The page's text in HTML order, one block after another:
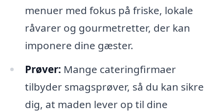
menuer med fokus på friske, lokale
råvarer og gourmetretter, der kan
imponere dine gæster.
Prøver: Mange cateringfirmaer
tilbyder smagsprøver, så du kan sikre
dig, at maden lever op til dine